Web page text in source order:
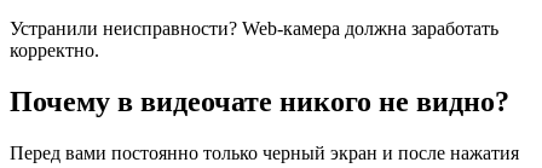
Устранили неисправности? Web-камера должна заработать
корректно.
Почему в видеочате никого не видно?
Перед вами постоянно только черный экран и после нажатия